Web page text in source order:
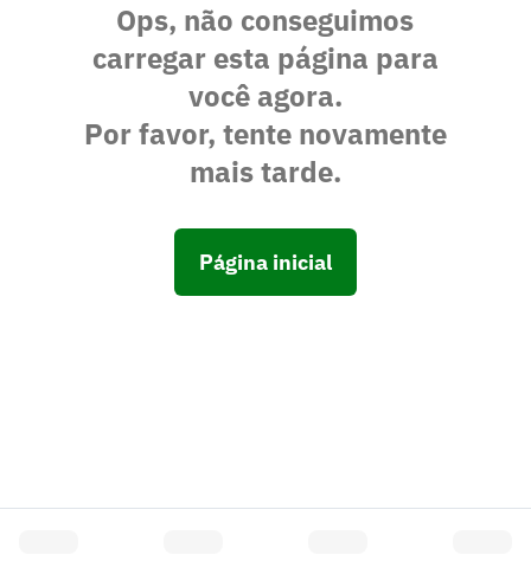
Ops, não conseguimos
carregar esta página para
você agora.
Por favor, tente novamente
mais tarde.
Página inicial